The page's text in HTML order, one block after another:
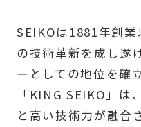
SEIKOは1881年創業
の技術革新を成し遂
ーとしての地位を確
「KING SEIKO」は
と高い技術力が融合